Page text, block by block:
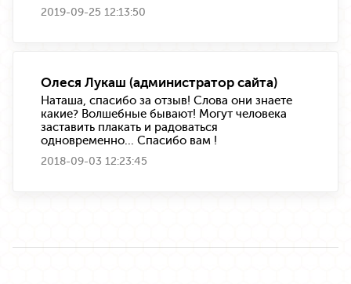
2019-09-25 12:13:50
Олеся Лукаш (администратор сайта)
Наташа, спасибо за отзыв! Слова они знаете
какие? Волшебные бывают! Могут человека
заставить плакать и радоваться
одновременно... Спасибо вам !
2018-09-03 12:23:45